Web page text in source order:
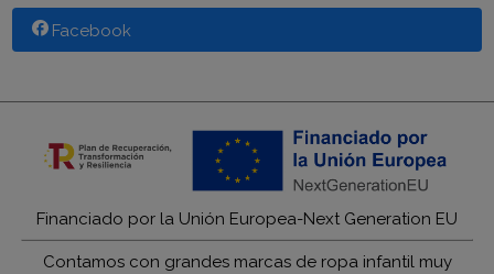
Facebook
Financiado por la Unión Europea-Next Generation EU
Contamos con grandes marcas de ropa infantil muy